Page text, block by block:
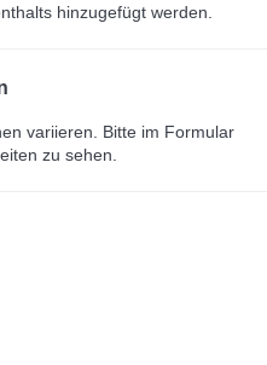
hinzugefügt werden.
variieren. Bitte im Formular
zu sehen.